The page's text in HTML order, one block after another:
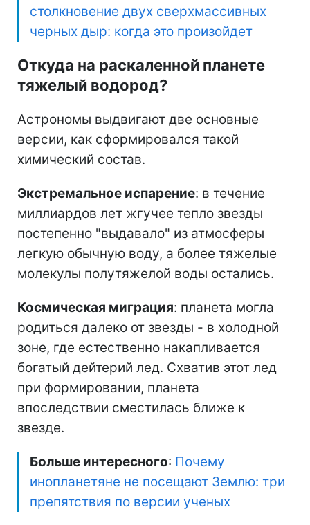
столкновение двух сверхмассивных
черных дыр: когда это произойдет
Откуда на раскаленной планете
тяжелый водород?
Астрономы выдвигают две основные
версии, как сформировался такой
химический состав.
Экстремальное испарение: в течение
миллиардов лет жгучее тепло звезды
постепенно "выдавало" из атмосферы
легкую обычную воду, а более тяжелые
молекулы полутяжелой воды остались.
Космическая миграция: планета могла
родиться далеко от звезды - в холодной
зоне, где естественно накапливается
богатый дейтерий лед. Схватив этот лед
при формировании, планета
впоследствии сместилась ближе к
звезде.
Больше интересного: Почему
инопланетяне не посещают Землю: три
препятствия по версии ученых